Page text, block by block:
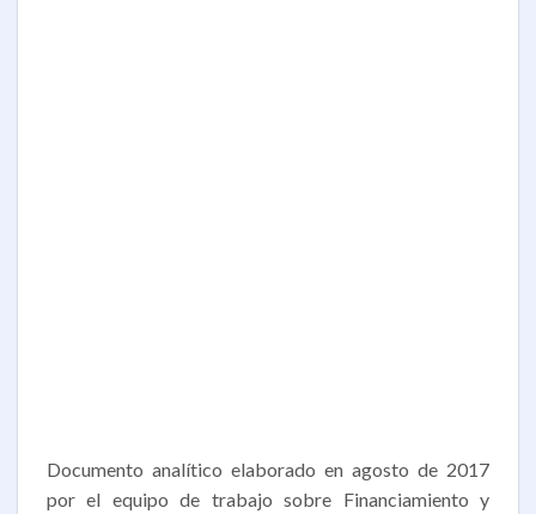
Documento analítico elaborado en agosto de 2017
por el equipo de trabajo sobre Financiamiento y